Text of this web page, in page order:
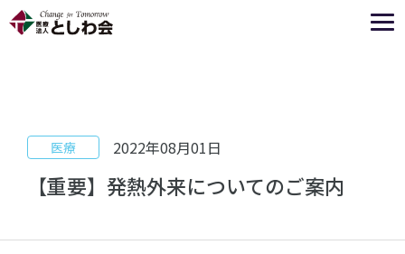
医療 2022年08月01日
【重要】発熱外来についてのご案内